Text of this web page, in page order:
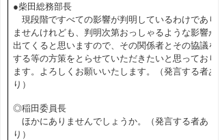
●柴田総務部長
現段階ですべての影響が判明しているわけであり
ませんけれども、判明次第おっしゃるような影響が
出てくると思いますので、その関係者とその協議を
する等の方策をとらせていただきたいと思っており
ます。よろしくお願いいたします。（発言する者あ
り）
◎稲田委員長
ほかにありませんでしょうか。（発言する者あ
り）